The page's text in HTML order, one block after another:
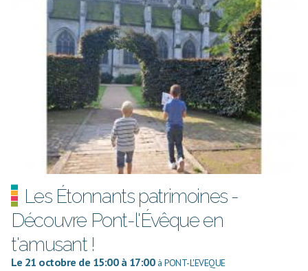
Les Étonnants patrimoines -
Découvre Pont-l'Évêque en
t'amusant !
Le 21 octobre de 15:00 à 17:00 à PONT-L'EVEQUE